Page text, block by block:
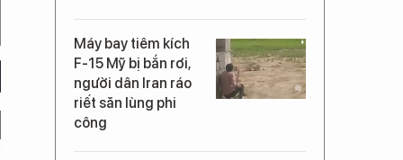
Máy bay tiêm kích
F-15 Mỹ bị bắn rơi,
người dân Iran ráo
riết săn lùng phi
công